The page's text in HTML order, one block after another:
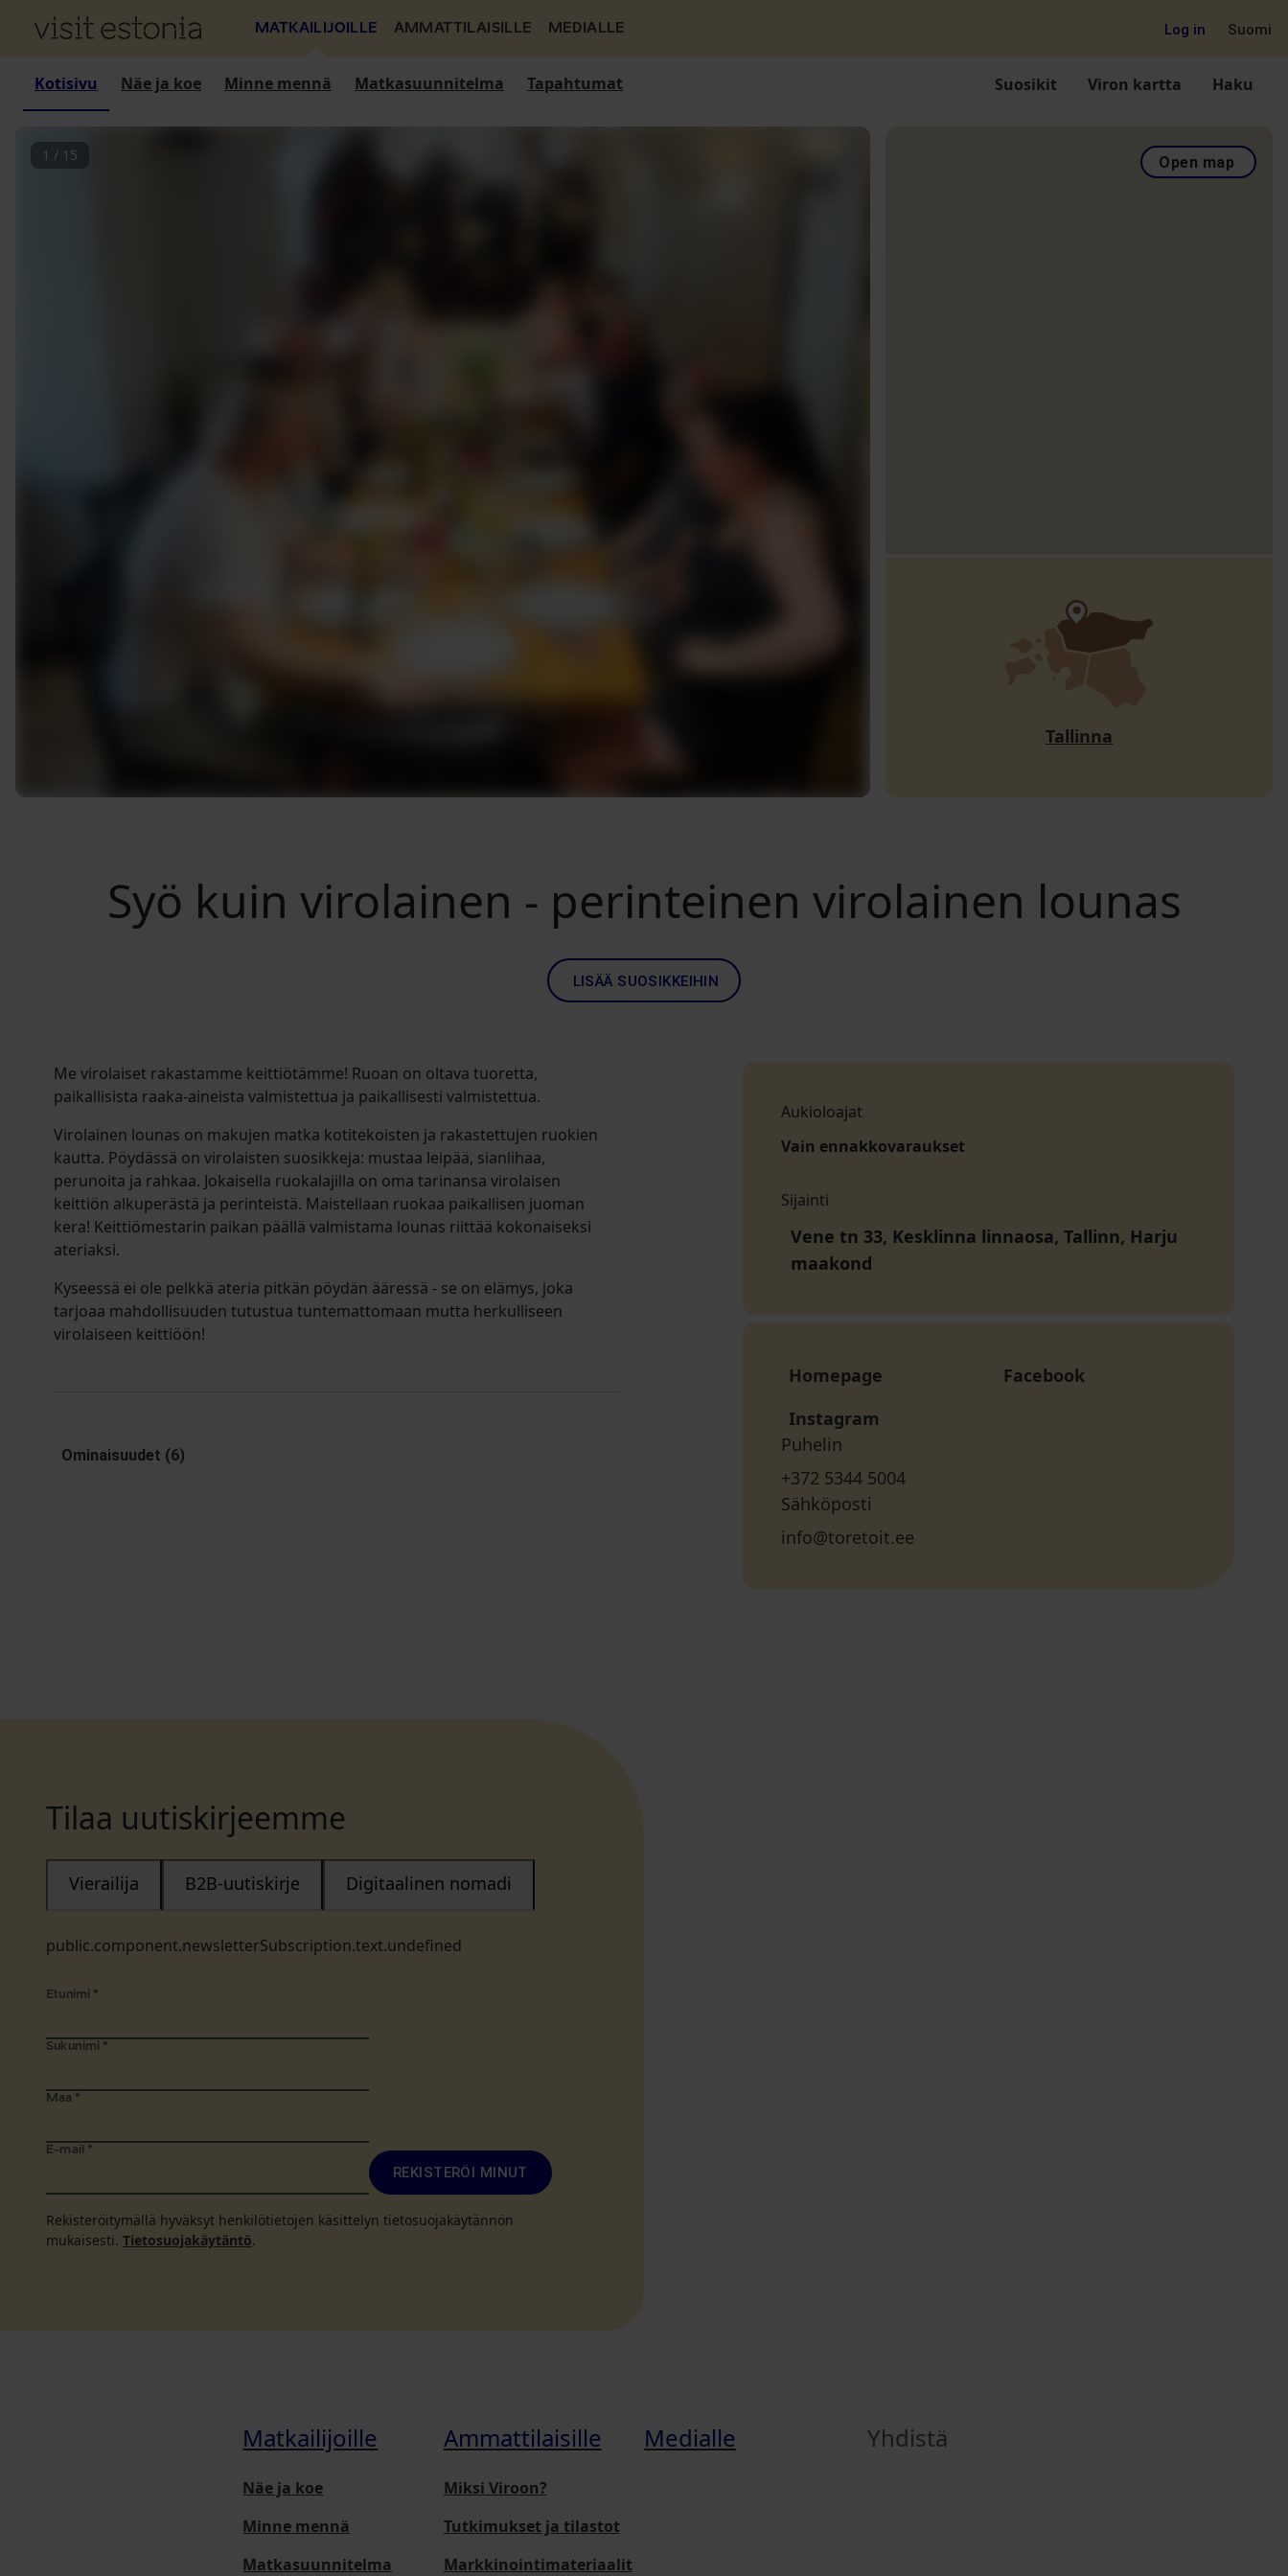
MATKAILIJOILLE AMMATTILAISILLE MEDIALLE Log in Suomi
Kotisivu Näe ja koe Minne mennä Matkasuunnitelma Tapahtumat Suosikit Viron kartta Haku
1 / 15 Open map
Tallinna
Syö kuin virolainen - perinteinen virolainen lounas
LISÄÄ SUOSIKKEIHIN
Me virolaiset rakastamme keittiötämme! Ruoan on oltava tuoretta,
paikallisista raaka-aineista valmistettua ja paikallisesti valmistettua.
Virolainen lounas on makujen matka kotitekoisten ja rakastettujen ruokien
kautta. Pöydässä on virolaisten suosikkeja: mustaa leipää, sianlihaa,
perunoita ja rahkaa. Jokaisella ruokalajilla on oma tarinansa virolaisen
keittiön alkuperästä ja perinteistä. Maistellaan ruokaa paikallisen juoman
kera! Keittiömestarin paikan päällä valmistama lounas riittää kokonaiseksi
ateriaksi.
Kyseessä ei ole pelkkä ateria pitkän pöydän ääressä - se on elämys, joka
tarjoaa mahdollisuuden tutustua tuntemattomaan mutta herkulliseen
virolaiseen keittiöön!
Ominaisuudet (6)
Aukioloajat
Vain ennakkovaraukset
Sijainti
Vene tn 33, Kesklinna linnaosa, Tallinn, Harju
maakond
Homepage
Facebook
Instagram
Puhelin
+372 5344 5004
Sähköposti
info@toretoit.ee
Tilaa uutiskirjeemme
public.component.newsletterSubscription.text.undefined
Vierailija B2B-uutiskirje Digitaalinen nomadi
Etunimi *
Sukunimi *
Maa *
E-mail *
REKISTERÖI MINUT
Rekisteröitymällä hyväksyt henkilötietojen käsittelyn tietosuojakäytännön
mukaisesti. Tietosuojakäytäntö.
Matkailijoille
Näe ja koe
Minne mennä
Matkasuunnitelma
Ammattilaisille
Miksi Viroon?
Tutkimukset ja tilastot
Markkinointimateriaalit
Medialle Yhdistä